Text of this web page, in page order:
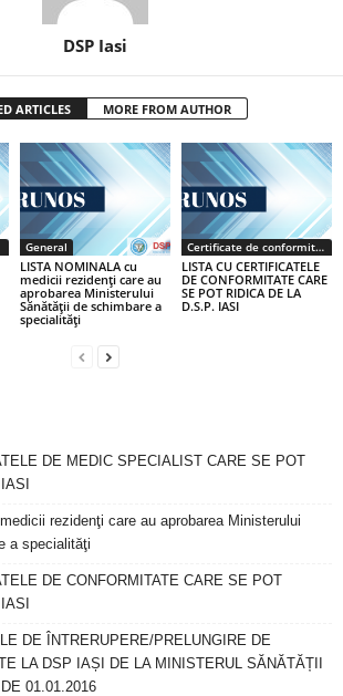
DSP Iasi
ARTICLES MORE FROM AUTHOR
General
LISTA NOMINALA cu
medicii rezidenţi care au
aprobarea Ministerului
Sănătăţii de schimbare a
specialităţi
Certificate de conformitate
LISTA CU CERTIFICATELE
DE CONFORMITATE CARE
SE POT RIDICA DE LA
D.S.P. IASI
DE MEDIC SPECIALIST CARE SE POT
rezidenţi care au aprobarea Ministerului
a specialităţi
DE CONFORMITATE CARE SE POT
DE ÎNTRERUPERE/PRELUNGIRE DE
LA DSP IAȘI DE LA MINISTERUL SĂNĂTĂȚII
01.01.2016